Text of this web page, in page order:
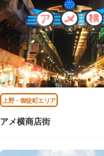
上野・御徒町エリア
アメ横商店街